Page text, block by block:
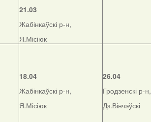
21.03
Жабінкаўскі р-н,
Я.Місіюк
18.04
Жабінкаўскі р-н,
Я.Місіюк
26.04
Гродзенскі р-н,
Дз.Вінчэўскі